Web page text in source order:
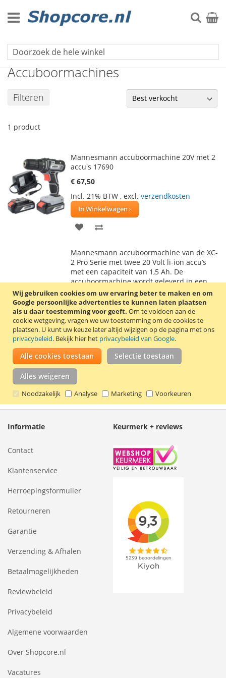
Wij gebruiken cookies om uw ervaring beter te maken en om
Google persoonlijke advertenties te kunnen laten plaatsen
als u daar toestemming voor geeft. Om te voldoen aan de
cookie wetgeving, vragen we uw toestemming om de cookies te
plaatsen. U kunt uw keuze later altijd wijzigen op de pagina met ons
privacybeleid. Bekijk hier het privacybeleid van Google.
Alle cookies toestaan Selectie toestaan
Alles weigeren
Noodzakelijk Analyse Marketing Voorkeuren
naar
de
Zoek
Boormachines & Boren
Accuboormachines
Filteren
1 product
Mannesmann accuboormachine 20V met 2
accu's 17690
€ 67,50
Incl. 21% BTW , excl. verzendkosten
In Winkelwagen
VOEG
AAN
VERLANGLIJST
TE
VERGELIJKEN
Mannesmann accuboormachine van de XC-
2 Pro Serie met twee 20 Volt li-ion accu’s
met een capaciteit van 1,5 Ah. De
accuboormachine wordt geleverd in een
handige bewaarkoffer.Lees verder
Mijn verlanglijst
U hebt niets op uw verlanglijst staan.
Informatie
Contact
Klantenservice
Herroepingsformulier
Retourneren
Garantie
Verzending & Afhalen
Betaalmogelijkheden
Reviewbeleid
Privacybeleid
Algemene voorwaarden
Over Shopcore.nl
Vacatures
Keurmerk + reviews